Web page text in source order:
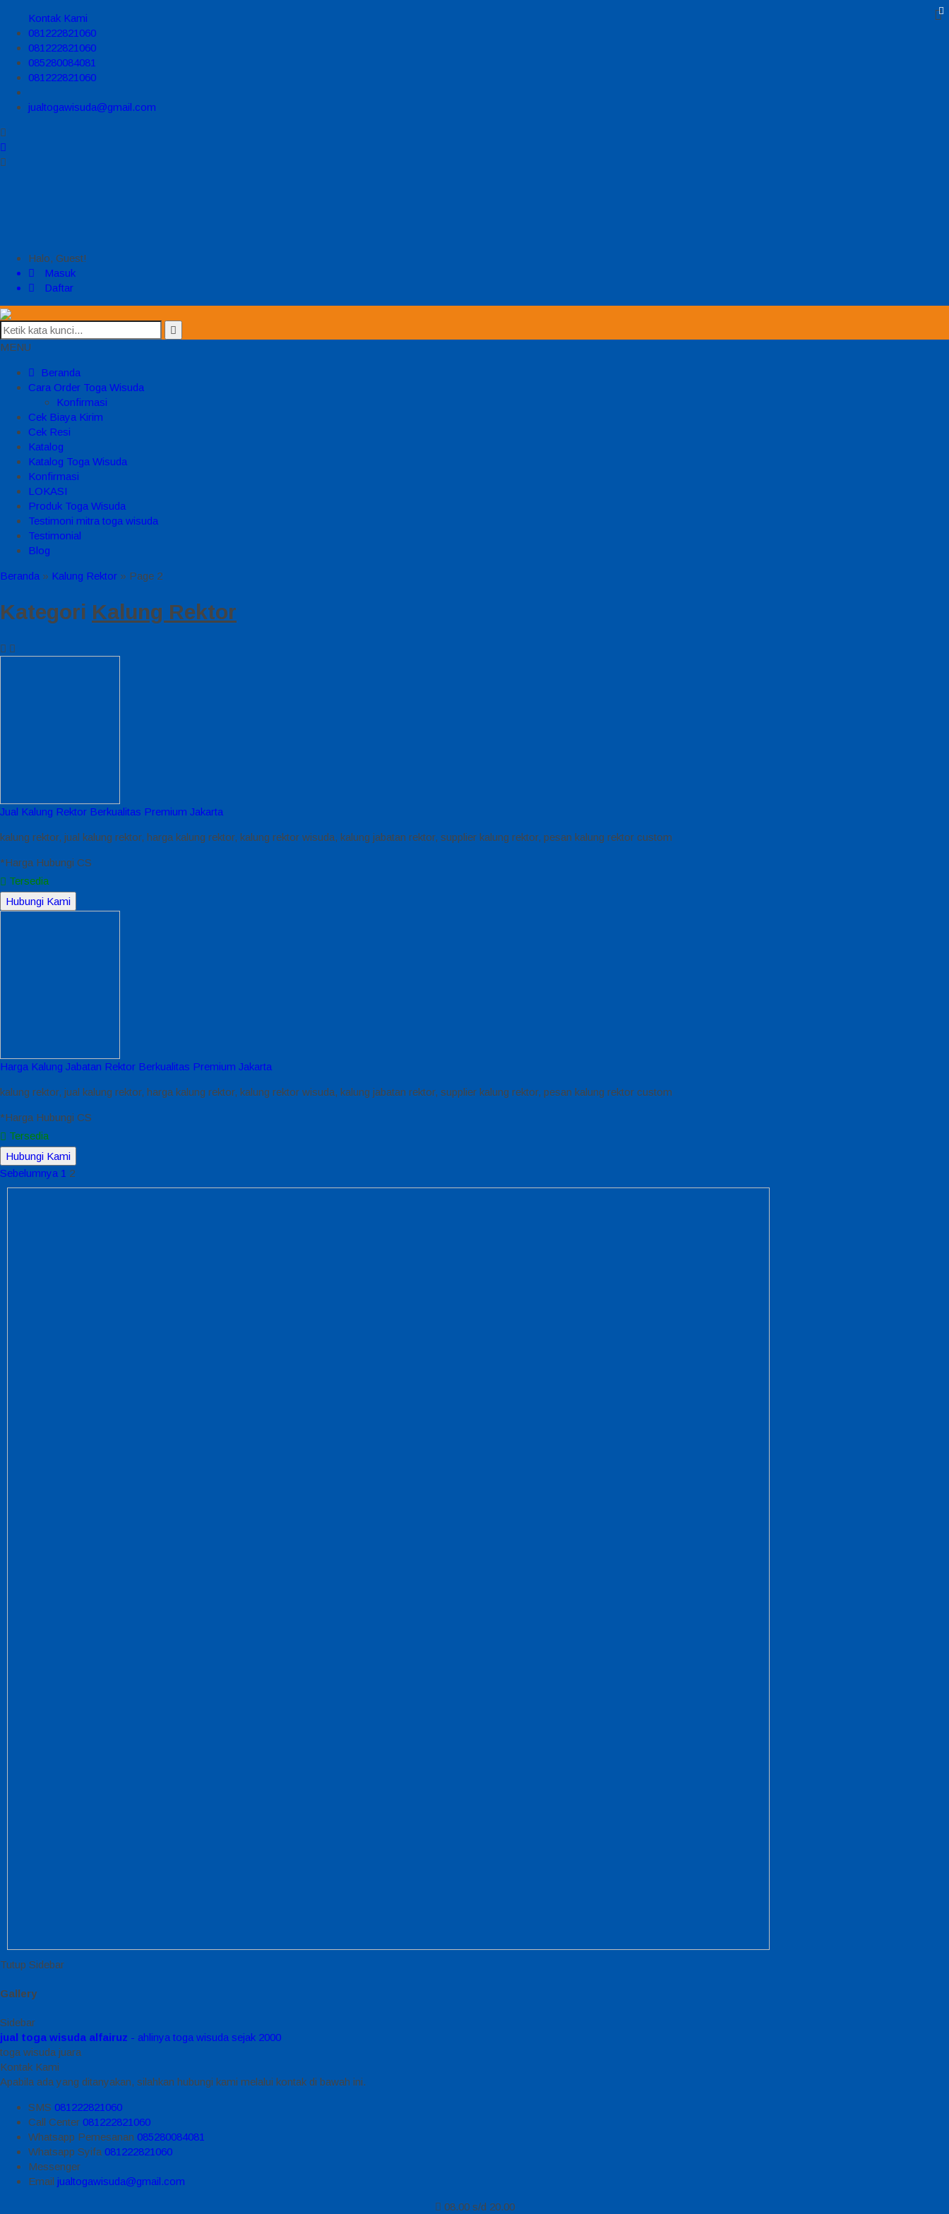
Kontak Kami
081222821060
081222821060
085280084081
081222821060
jualtogawisuda@gmail.com
Halo, Guest!
Masuk
Daftar
MENU
Beranda
Cara Order Toga Wisuda
Konfirmasi
Cek Biaya Kirim
Cek Resi
Katalog
Katalog Toga Wisuda
Konfirmasi
LOKASI
Produk Toga Wisuda
Testimoni mitra toga wisuda
Testimonial
Blog
Beranda » Kalung Rektor » Page 2
Kategori Kalung Rektor
Jual Kalung Rektor Berkualitas Premium Jakarta
kalung rektor, jual kalung rektor, harga kalung rektor, kalung rektor wisuda, kalung jabatan rektor, supplier kalung rektor, pesan kalung rektor custom
*Harga Hubungi CS
Tersedia
Hubungi Kami
Harga Kalung Jabatan Rektor Berkualitas Premium Jakarta
kalung rektor, jual kalung rektor, harga kalung rektor, kalung rektor wisuda, kalung jabatan rektor, supplier kalung rektor, pesan kalung rektor custom
*Harga Hubungi CS
Tersedia
Hubungi Kami
Sebelumnya 1 2
Tutup Sidebar
Gallery
Sidebar
jual toga wisuda alfairuz - ahlinya toga wisuda sejak 2000
toga wisuda juara
Kontak Kami
Apabila ada yang ditanyakan, silahkan hubungi kami melalui kontak di bawah ini.
SMS 081222821060
Call Center 081222821060
Whatsapp Pemesanan 085280084081
Whatsapp Syifa 081222821060
Messenger
Email jualtogawisuda@gmail.com
08.00 s/d 20.00